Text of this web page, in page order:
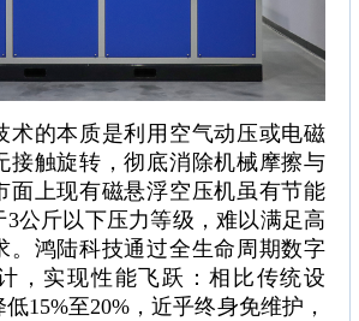
术的本质是利用空气动压或电磁
接触旋转，彻底消除机械摩擦与
面上现有磁悬浮空压机虽有节能
公斤以下压力等级，难以满足高
。鸿陆科技通过全生命周期数字
，实现性能飞跃：相比传统设
15%至20%，近乎终身免维护，